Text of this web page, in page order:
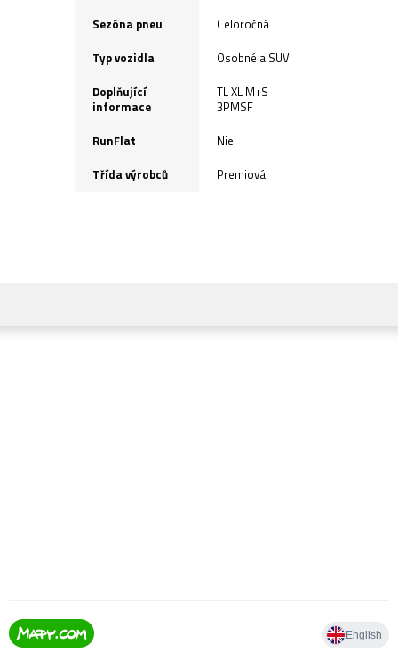
Sezóna pneu
Celoročná
Typ vozidla
Osobné a SUV
Doplňující
informace
TL XL M+S
3PMSF
RunFlat
Nie
Třída výrobců
Premiová